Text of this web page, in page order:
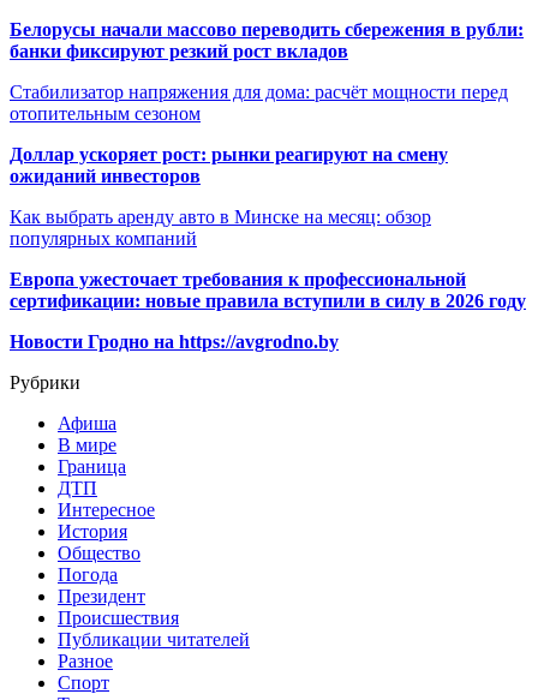
Белорусы начали массово переводить сбережения в рубли:
банки фиксируют резкий рост вкладов
Стабилизатор напряжения для дома: расчёт мощности перед
отопительным сезоном
Доллар ускоряет рост: рынки реагируют на смену
ожиданий инвесторов
Как выбрать аренду авто в Минске на месяц: обзор
популярных компаний
Европа ужесточает требования к профессиональной
сертификации: новые правила вступили в силу в 2026 году
Новости Гродно на https://avgrodno.by
Рубрики
Афиша
В мире
Граница
ДТП
Интересное
История
Общество
Погода
Президент
Происшествия
Публикации читателей
Разное
Спорт